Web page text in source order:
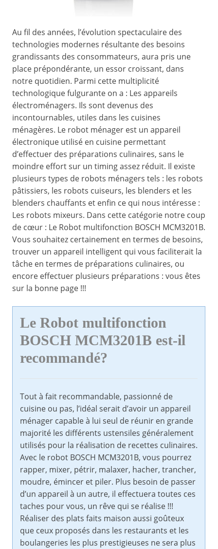
Au fil des années, l’évolution spectaculaire des
technologies modernes résultante des besoins
grandissants des consommateurs, aura pris une
place prépondérante, un essor croissant, dans
notre quotidien. Parmi cette multiplicité
technologique fulgurante on a : Les appareils
électroménagers. Ils sont devenus des
incontournables, utiles dans les cuisines
ménagères. Le robot ménager est un appareil
électronique utilisé en cuisine permettant
d’effectuer des préparations culinaires, sans le
moindre effort sur un timing assez réduit. Il existe
plusieurs types de robots ménagers tels : les robots
pâtissiers, les robots cuiseurs, les blenders et les
blenders chauffants et enfin ce qui nous intéresse :
Les robots mixeurs. Dans cette catégorie notre coup
de cœur : Le Robot multifonction BOSCH MCM3201B.
Vous souhaitez certainement en termes de besoins,
trouver un appareil intelligent qui vous faciliterait la
tâche en termes de préparations culinaires, ou
encore effectuer plusieurs préparations : vous êtes
sur la bonne page !!!
Le Robot multifonction
BOSCH MCM3201B est-il
recommandé?
Tout à fait recommandable, passionné de
cuisine ou pas, l’idéal serait d’avoir un appareil
ménager capable à lui seul de réunir en grande
majorité les différents ustensiles généralement
utilisés pour la réalisation de recettes culinaires.
Avec le robot BOSCH MCM3201B, vous pourrez
rapper, mixer, pétrir, malaxer, hacher, trancher,
moudre, émincer et piler. Plus besoin de passer
d’un appareil à un autre, il effectuera toutes ces
taches pour vous, un rêve qui se réalise !!!
Réaliser des plats faits maison aussi goûteux
que ceux proposés dans les restaurants et les
boulangeries les plus prestigieuses ne sera plus